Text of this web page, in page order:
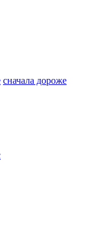
сначала дороже